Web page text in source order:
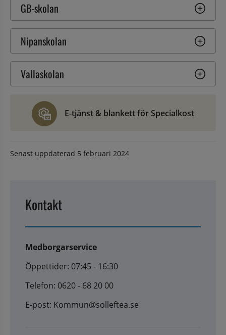
GB-skolan
Nipanskolan
Vallaskolan
E-tjänst & blankett för Specialkost
Senast uppdaterad 5 februari 2024
Kontakt
Medborgarservice
Öppettider: 07:45 - 16:30
Telefon: 0620 - 68 20 00
E-post: Kommun@solleftea.se